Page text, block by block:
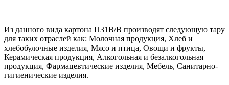
Из данного вида картона П31В/B производят следующую тару
для таких отраслей как: Молочная продукция, Хлеб и
хлебобулочные изделия, Мясо и птица, Овощи и фрукты,
Керамическая продукция, Алкогольная и безалкогольная
продукция, Фармацевтические изделия, Мебель, Санитарно-
гигиенические изделия.